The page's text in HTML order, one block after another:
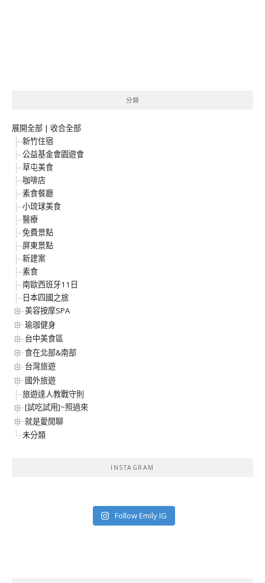
分類
展開全部 | 收合全部
新竹住宿
公益基金會園遊會
草屯美食
咖啡店
素食餐廳
小琉球美食
醫療
免費景點
屏東景點
新建案
素食
南歐西班牙11日
日本四國之旅
美容按摩SPA
瑜珈健身
台中美食區
食在北部&南部
台灣旅遊
國外旅遊
旅遊達人教戰守則
[試吃試用]~照過來
就是愛閒聊
未分類
INSTAGRAM
Follow Emily IG